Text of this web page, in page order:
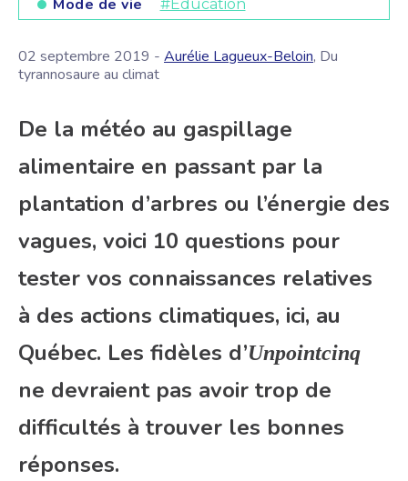
Mode de vie #Éducation
02 septembre 2019 - Aurélie Lagueux-Beloin, Du
tyrannosaure au climat
De la météo au gaspillage
alimentaire en passant par la
plantation d’arbres ou l’énergie des
vagues, voici 10 questions pour
tester vos connaissances relatives
à des actions climatiques, ici, au
Québec. Les fidèles d’Unpointcinq
ne devraient pas avoir trop de
difficultés à trouver les bonnes
réponses.